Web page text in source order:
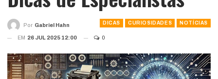
DICAS CURIOSIDADES NOTÍCIAS
Por Gabriel Hahn
EM 26 JUL 2025 12:00 0